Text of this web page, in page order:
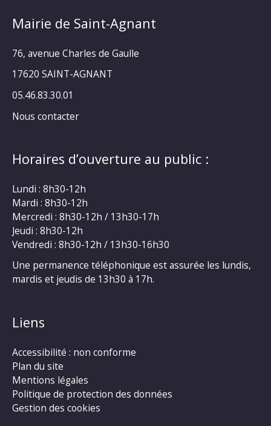
Mairie de Saint-Agnant
76, avenue Charles de Gaulle
17620 SAINT-AGNANT
05.46.83.30.01
Nous contacter
Horaires d’ouverture au public :
Lundi : 8h30-12h
Mardi : 8h30-12h
Mercredi : 8h30-12h / 13h30-17h
Jeudi : 8h30-12h
Vendredi : 8h30-12h / 13h30-16h30
Une permanence téléphonique est assurée les lundis,
mardis et jeudis de 13h30 à 17h.
Liens
Accessibilité : non conforme
Plan du site
Mentions légales
Politique de protection des données
Gestion des cookies